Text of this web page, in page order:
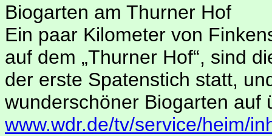
Biogarten am Thurner Hof
Ein paar Kilometer von
auf dem „Thurner Hof“, sind
der erste Spatenstich statt,
wunderschöner Biogarten auf
www.wdr.de/tv/service/heim/